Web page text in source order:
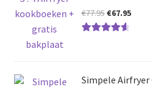
€77.95
prijs
€67.95
Simpele Airfryer